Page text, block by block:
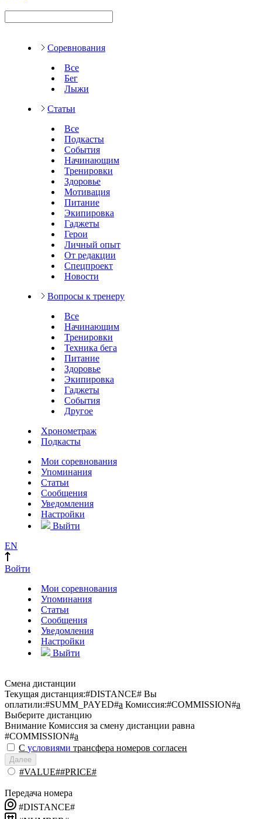
Соревнования
Все
Бег
Лыжи
Статьи
Все
Подкасты
События
Начинающим
Тренировки
Здоровье
Мотивация
Питание
Экипировка
Гаджеты
Герои
Личный опыт
От редакции
Спецпроект
Новости
Вопросы к тренеру
Все
Начинающим
Тренировки
Техника бега
Питание
Здоровье
Экипировка
Гаджеты
События
Другое
Хронометраж
Подкасты
Мои соревнования
Упоминания
Статьи
Сообщения
Уведомления
Настройки
Выйти
EN
Войти
Мои соревнования
Упоминания
Статьи
Сообщения
Уведомления
Настройки
Выйти
Смена дистанции
Текущая дистанция:#DISTANCE# Вы
оплатили:#SUMM_PAYED#a Комиссия:#COMMISSION#a
Выберите дистанцию
Внимание Комиссия за смену дистанции равна
#COMMISSION#a
С условиями трансфера номеров согласен
Далее
#VALUE##PRICE#
Передача номера
#DISTANCE#